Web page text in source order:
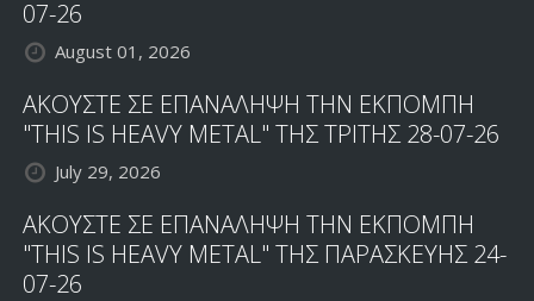
07-26
August 01, 2026
ΑΚΟΥΣΤΕ ΣΕ ΕΠΑΝΑΛΗΨΗ ΤΗΝ ΕΚΠΟΜΠΗ
"THIS IS HEAVY METAL" ΤΗΣ ΤΡΙΤΗΣ 28-07-26
July 29, 2026
ΑΚΟΥΣΤΕ ΣΕ ΕΠΑΝΑΛΗΨΗ ΤΗΝ ΕΚΠΟΜΠΗ
"THIS IS HEAVY METAL" ΤΗΣ ΠΑΡΑΣΚΕΥΗΣ 24-
07-26